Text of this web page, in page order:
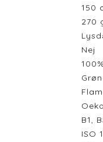
150
270
Nej
Grøn
B1,
ISO